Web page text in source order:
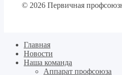
© 2026 Первичная
Главная
Новости
Наша команда
Аппарат профсоюза